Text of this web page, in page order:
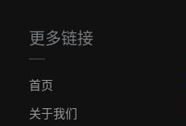
更多链接
首页
关于我们